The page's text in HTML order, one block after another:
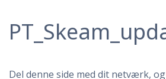
Del denne side med dit netværk,